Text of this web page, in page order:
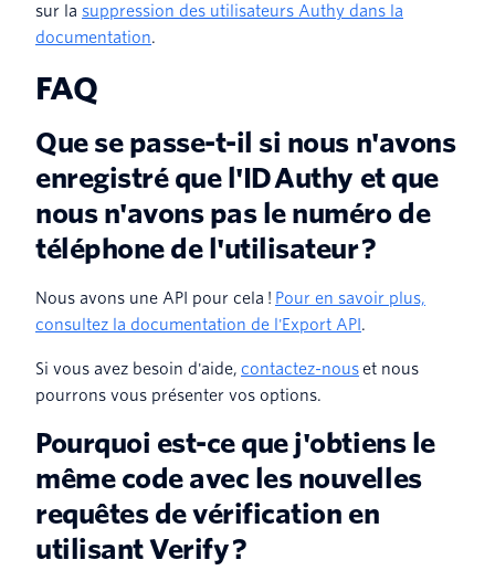
sur la suppression des utilisateurs Authy dans la
documentation.
FAQ
Que se passe-t-il si nous n'avons
enregistré que l'ID Authy et que
nous n'avons pas le numéro de
téléphone de l'utilisateur ?
Nous avons une API pour cela ! Pour en savoir plus,
consultez la documentation de l'Export API .
Si vous avez besoin d'aide, contactez-nouset nous
pourrons vous présenter vos options.
Pourquoi est-ce que j'obtiens le
même code avec les nouvelles
requêtes de vérification en
utilisant Verify ?